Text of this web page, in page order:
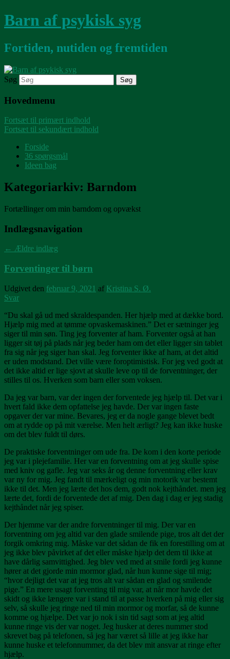
Barn af psykisk syg
Fortiden, nutiden og fremtiden
Søg
Hovedmenu
Fortsæt til primært indhold
Fortsæt til sekundært indhold
Forside
36 spørgsmål
Ideen bag
Kategoriarkiv: Barndom
Fortællinger om min barndom og opvækst
Indlægsnavigation
← Ældre indlæg
Forventinger til børn
Udgivet den februar 9, 2021 af Kristina S. Ø.
Svar
“Du skal gå ud med skraldespanden. Her hjælp med at dække bord.
Hjælp mig med at tømme opvaskemaskinen.” Det er sætninger jeg
siger til min søn. Ting jeg forventer af ham. Forventer også at han
ligger sit tøj på plads når jeg beder ham om det eller ligger sin tablet
fra sig når jeg siger han skal. Jeg forventer ikke af ham, at det altid
er uden modstand. Det ville være foroptimistisk. For jeg ved godt at
det ikke altid er lige sjovt at skulle leve op til de forventninger, der
stilles til os. Hverken som barn eller som voksen.
Da jeg var barn, var der ingen der forventede jeg hjælp til. Det var i
hvert fald ikke dem opfattelse jeg havde. Der var ingen faste
opgaver der var mine. Bevares, jeg er da nogle gange blevet bedt
om at rydde op på mit værelse. Men helt ærligt? Jeg kan ikke huske
om det blev fuldt til dørs.
De praktiske forventninger om ude fra. De kom i den korte periode
jeg var i plejefamilie. Her var en forventning om at jeg skulle spise
med kniv og gafle. Jeg var seks år og denne forventning eller krav
var ny for mig. Jeg fandt til mærkeligt og min motorik var bestemt
ikke til det. Men jeg lærte det hos dem, godt nok kejthåndet. men jeg
lærte det, fordi de forventede det af mig. Den dag i dag er jeg stadig
kejthåndet når jeg spiser.
Der hjemme var der andre forventninger til mig. Der var en
forventning om jeg altid var den glade smilende pige, tros alt det der
forgik omkring mig. Måske var det sådan de fik en forestilling om at
jeg ikke blev påvirket af det eller måske hjælp det dem til ikke at
have dårlig samvittighed. Jeg blev ved med at smile fordi jeg kunne
hører at det gjorde min mormor glad, når hun kunne sige til mig;
“hvor dejligt det var at jeg tros alt var sådan en glad og smilende
pige.” En mere usagt forventing til mig var, at når mor havde det
skidt og ikke længere var i stand til at passe hverken på mig eller sig
selv, så skulle jeg ringe ned til min mormor og morfar, så de kunne
komme og hjælpe. Det var jo nok i sin tid sagt som at jeg altid
kunne ringe vis der var noget. Jeg husker at deres nummer stod
skrevet bag på telefonen, så jeg har været så lille at jeg ikke har
kunne huske et telefonnummer, da det blev mit ansvar at ringe efter
hjælp.